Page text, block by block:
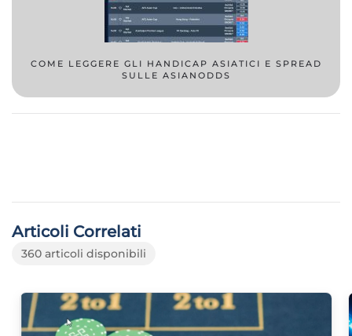
COME LEGGERE GLI HANDICAP ASIATICI E SPREAD
SULLE ASIANODDS
Articoli Correlati
360 articoli disponibili